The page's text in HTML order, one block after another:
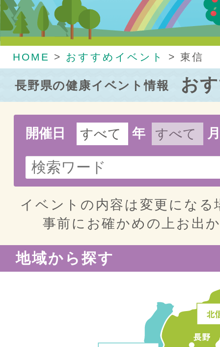
HOME > おすすめイベント > 東信
長野県の健康イベント情報 お
開催日 年
イベントの内容は変更になる
事前にお確かめの上お出
地域から探す